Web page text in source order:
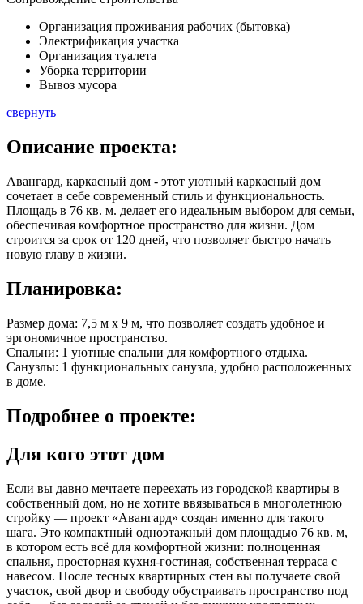
Организация проживания рабочих (бытовка)
Электрификация участка
Организация туалета
Уборка территории
Вывоз мусора
свернуть
Описание проекта:
Авангард, каркасный дом - этот уютный каркасный дом
сочетает в себе современный стиль и функциональность.
Площадь в 76 кв. м. делает его идеальным выбором для семьи,
обеспечивая комфортное пространство для жизни. Дом
строится за срок от 120 дней, что позволяет быстро начать
новую главу в жизни.
Планировка:
Размер дома: 7,5 м x 9 м, что позволяет создать удобное и
эргономичное пространство.
Спальни: 1 уютные спальни для комфортного отдыха.
Санузлы: 1 функциональных санузла, удобно расположенных
в доме.
Подробнее о проекте:
Для кого этот дом
Если вы давно мечтаете переехать из городской квартиры в
собственный дом, но не хотите ввязываться в многолетнюю
стройку — проект «Авангард» создан именно для такого
шага. Это компактный одноэтажный дом площадью 76 кв. м,
в котором есть всё для комфортной жизни: полноценная
спальня, просторная кухня-гостиная, собственная терраса с
навесом. После тесных квартирных стен вы получаете свой
участок, свой двор и свободу обустраивать пространство под